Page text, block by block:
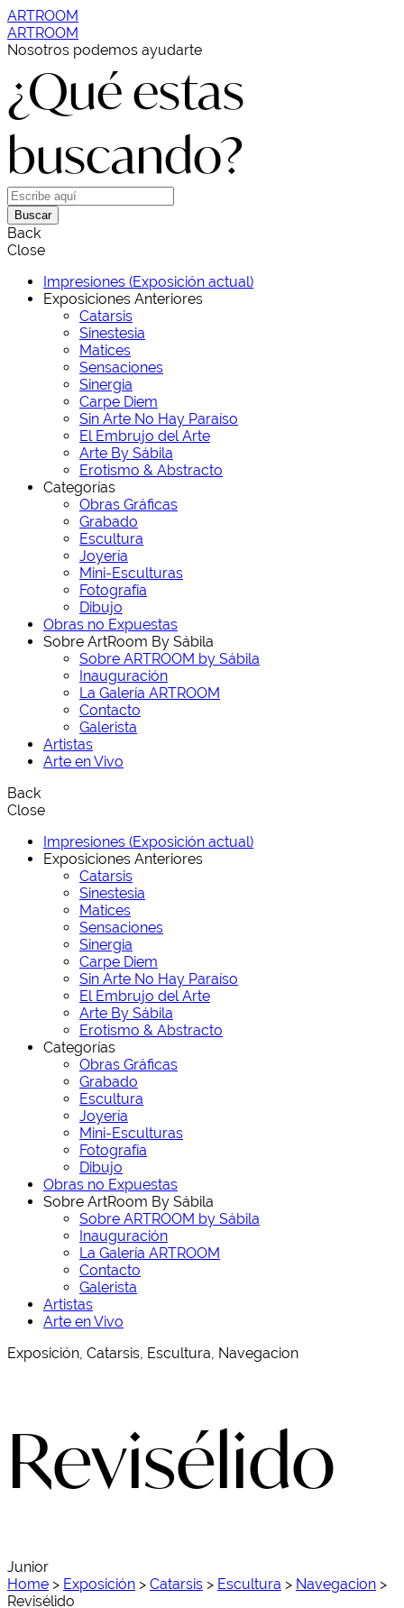
ARTROOM
ARTROOM
Nosotros podemos ayudarte
¿Qué estas
buscando?
Buscar
Back
Close
Impresiones (Exposición actual)
Exposiciones Anteriores
Catarsis
Sinestesia
Matices
Sensaciones
Sinergia
Carpe Diem
Sin Arte No Hay Paraíso
El Embrujo del Arte
Arte By Sábila
Erotismo & Abstracto
Categorías
Obras Gráficas
Grabado
Escultura
Joyería
Mini-Esculturas
Fotografía
Dibujo
Obras no Expuestas
Sobre ArtRoom By Sábila
Sobre ARTROOM by Sábila
Inauguración
La Galería ARTROOM
Contacto
Galerista
Artistas
Arte en Vivo
Back
Close
Impresiones (Exposición actual)
Exposiciones Anteriores
Catarsis
Sinestesia
Matices
Sensaciones
Sinergia
Carpe Diem
Sin Arte No Hay Paraíso
El Embrujo del Arte
Arte By Sábila
Erotismo & Abstracto
Categorías
Obras Gráficas
Grabado
Escultura
Joyería
Mini-Esculturas
Fotografía
Dibujo
Obras no Expuestas
Sobre ArtRoom By Sábila
Sobre ARTROOM by Sábila
Inauguración
La Galería ARTROOM
Contacto
Galerista
Artistas
Arte en Vivo
Exposición, Catarsis, Escultura, Navegacion
Revisélido
Junior
Home > Exposición > Catarsis > Escultura > Navegacion >
Revisélido